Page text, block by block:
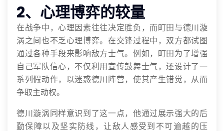
2、心理博弈的较量
在战争中，心理因素往往决定胜负，而町田与德川漩
涡之间也不乏心理博弈。在交锋过程中，双方都试图
通过各种手段来影响敌方士气。例如，町田为了增强
自己军队信心，不仅利用宣传鼓舞士气，还设计了一
系列假动作，以迷惑德川阵营，使其产生错觉，从而
争取主动权。
德川漩涡同样意识到了这一点，他通过展示强大的后
勤保障以及坚实防线，让敌人感受到不可逾越的压